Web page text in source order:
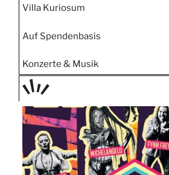
Villa Kuriosum
Auf Spendenbasis
Konzerte & Musik
TAGE
STIPP